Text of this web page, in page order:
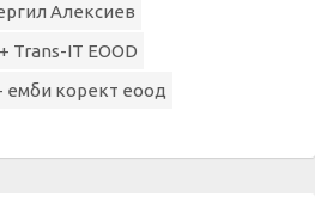
Алексиев
+ Trans-IT EOOD
емби корект еоод